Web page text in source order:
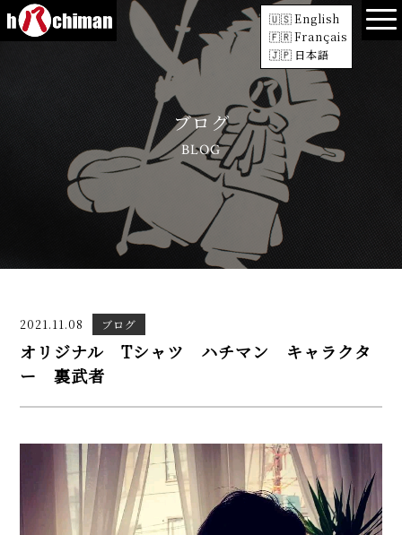
English
Français
日本語
ブログ
BLOG
2021.11.08 ブログ
オリジナル Tシャツ ハチマン キャラクタ
ー 裏武者